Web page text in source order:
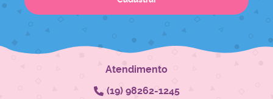
Atendimento
(19)98262-1245